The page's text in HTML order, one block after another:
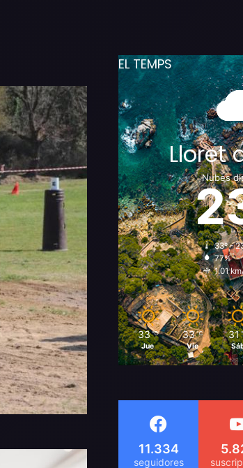
EL TEMPS
Lloret
Nubes
33º -
77%
1.01
33 ℃
Jue
33 ℃
Vie
31
11.334